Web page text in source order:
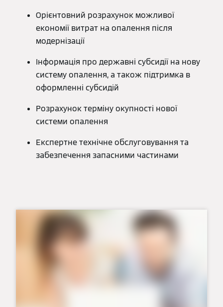
Орієнтовний розрахунок можливої
економії витрат на опалення після
модернізації
Інформація про державні субсидії на нову
систему опалення, а також підтримка в
оформленні субсидій
Розрахунок терміну окупності нової
системи опалення
Експертне технічне обслуговування та
забезпечення запасними частинами